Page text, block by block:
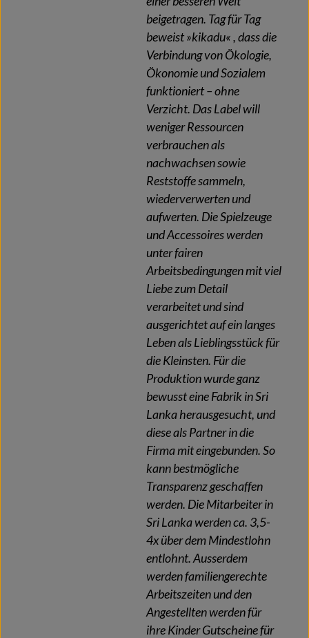
beigetragen. Tag für Tag
beweist »kikadu« , dass die
Verbindung von Ökologie,
Ökonomie und Sozialem
funktioniert – ohne
Verzicht. Das Label will
weniger Ressourcen
verbrauchen als
nachwachsen sowie
Reststoffe sammeln,
wiederverwerten und
aufwerten. Die Spielzeuge
und Accessoires werden
unter fairen
Arbeitsbedingungen mit viel
Liebe zum Detail
verarbeitet und sind
ausgerichtet auf ein langes
Leben als Lieblingsstück für
die Kleinsten. Für die
Produktion wurde ganz
bewusst eine Fabrik in Sri
Lanka herausgesucht, und
diese als Partner in die
Firma mit eingebunden. So
kann bestmögliche
Transparenz geschaffen
werden. Die Mitarbeiter in
Sri Lanka werden ca. 3,5-
4x über dem Mindestlohn
entlohnt. Ausserdem
werden familiengerechte
Arbeitszeiten und den
Angestellten werden für
ihre Kinder Gutscheine für